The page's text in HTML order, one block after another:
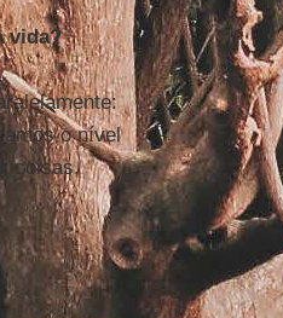
vida?
o nível
coisas,